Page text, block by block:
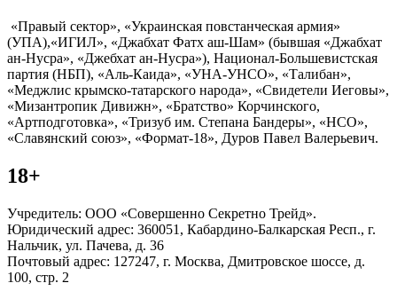
«Правый сектор», «Украинская повстанческая армия»
(УПА),«ИГИЛ», «Джабхат Фатх аш-Шам» (бывшая «Джабхат
ан-Нусра», «Джебхат ан-Нусра»), Национал-Большевистская
партия (НБП), «Аль-Каида», «УНА-УНСО», «Талибан»,
«Меджлис крымско-татарского народа», «Свидетели Иеговы»,
«Мизантропик Дивижн», «Братство» Корчинского,
«Артподготовка», «Тризуб им. Степана Бандеры», «НСО»,
«Славянский союз», «Формат-18», Дуров Павел Валерьевич.
18+
Учредитель: ООО «Совершенно Секретно Трейд».
Юридический адрес: 360051, Кабардино-Балкарская Респ., г.
Нальчик, ул. Пачева, д. 36
Почтовый адрес: 127247, г. Москва, Дмитровское шоссе, д.
100, стр. 2